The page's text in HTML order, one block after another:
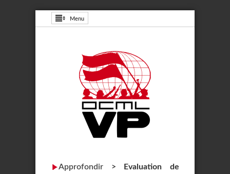
Menu
Approfondir >
Evaluation de